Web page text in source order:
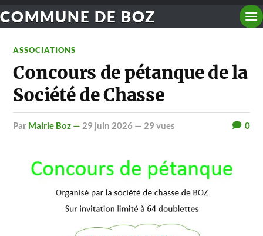
COMMUNE DE BOZ
ASSOCIATIONS
Concours de pétanque de la
Société de Chasse
par Mairie Boz — 29 juin 2026 — 29 vues 0